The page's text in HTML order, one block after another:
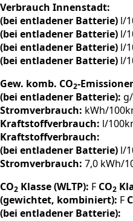
Verbrauch Innenstadt:
(bei entladener Batterie) l/
(bei entladener Batterie) l/
(bei entladener Batterie) l/
(bei entladener Batterie) l/
Gew. komb. CO2-
(bei entladener Batterie):
Stromverbrauch: kWh/
Kraftstoffverbrauch: l/
Kraftstoffverbrauch:
(bei entladener Batterie) l/
Stromverbrauch: 7,0 kWh/
CO2 Klasse (WLTP): F CO2
(gewichtet, kombiniert): F
(bei entladener Batterie):